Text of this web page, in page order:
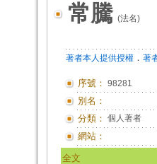
常騰 (法名)
著者本人提供授權． 著
序號： 98281
別名：
分類： 個人著者
網站：
全文